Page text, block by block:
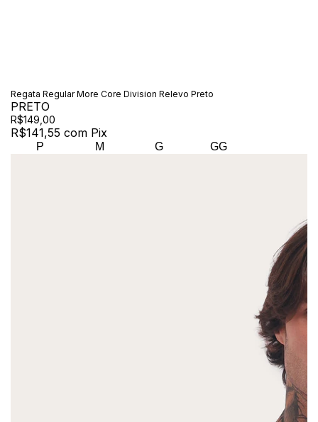
Regata Regular More Core Division Relevo Preto
PRETO
R$149,00
R$141,55 com Pix
P M G GG